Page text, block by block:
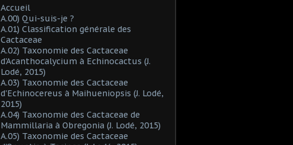
Accueil
A.00) Qui-suis-je ?
A.01) Classification générale des
Cactaceae
A.02) Taxonomie des Cactaceae
d'Acanthocalycium à Echinocactus (J.
Lodé, 2015)
A.03) Taxonomie des Cactaceae
d'Echinocereus à Maihueniopsis (J. Lodé,
2015)
A.04) Taxonomie des Cactaceae de
Mammillaria à Obregonia (J. Lodé, 2015)
A.05) Taxonomie des Cactaceae